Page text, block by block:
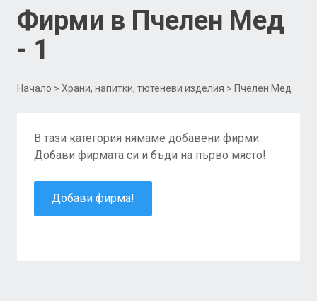
Фирми в Пчелен Мед
- 1
Начало > Храни, напитки, тютеневи изделия > Пчелен Мед
В тази категория нямаме добавени фирми.
Добави фирмата си и бъди на първо място!
Добави фирма!